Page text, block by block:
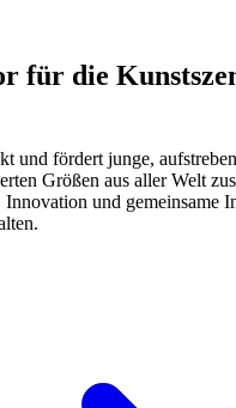
für die
und fördert junge,
Größen aus aller Welt
und gemeinsame